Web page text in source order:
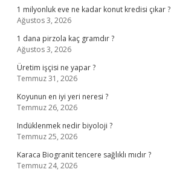
1 milyonluk eve ne kadar konut kredisi çıkar ?
Ağustos 3, 2026
1 dana pirzola kaç gramdır ?
Ağustos 3, 2026
Üretim işçisi ne yapar ?
Temmuz 31, 2026
Koyunun en iyi yeri neresi ?
Temmuz 26, 2026
Indüklenmek nedir biyoloji ?
Temmuz 25, 2026
Karaca Biogranit tencere sağlıklı mıdır ?
Temmuz 24, 2026